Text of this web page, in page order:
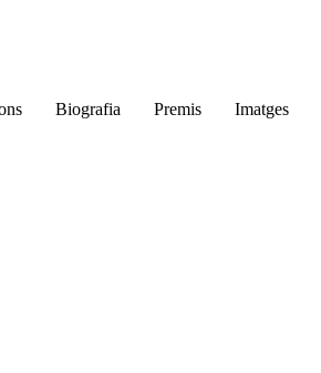
Biografia Premis Imatges